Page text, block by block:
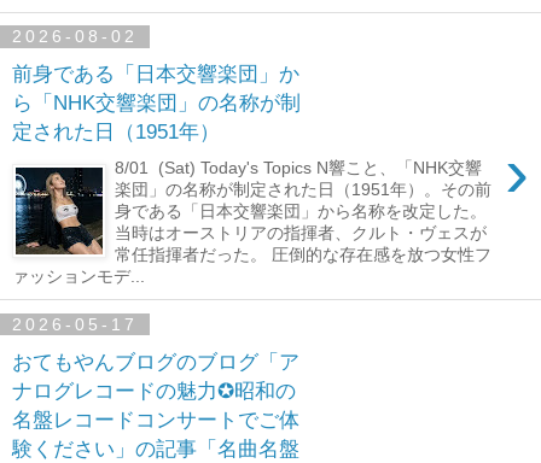
2026-08-02
前身である「日本交響楽団」か
ら「NHK交響楽団」の名称が制
定された日（1951年）
›
8/01 (Sat) Today's Topics N響こと、「NHK交響
楽団」の名称が制定された日（1951年）。その前
身である「日本交響楽団」から名称を改定した。
当時はオーストリアの指揮者、クルト・ヴェスが
常任指揮者だった。 圧倒的な存在感を放つ女性フ
ァッションモデ...
2026-05-17
おてもやんブログのブログ「ア
ナログレコードの魅力✪昭和の
名盤レコードコンサートでご体
験ください」の記事「名曲名盤